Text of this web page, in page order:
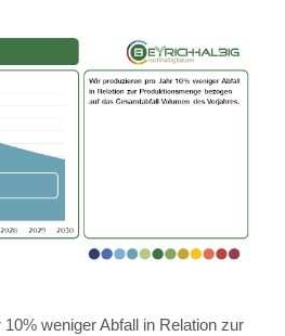
weniger Abfall in Relation zur